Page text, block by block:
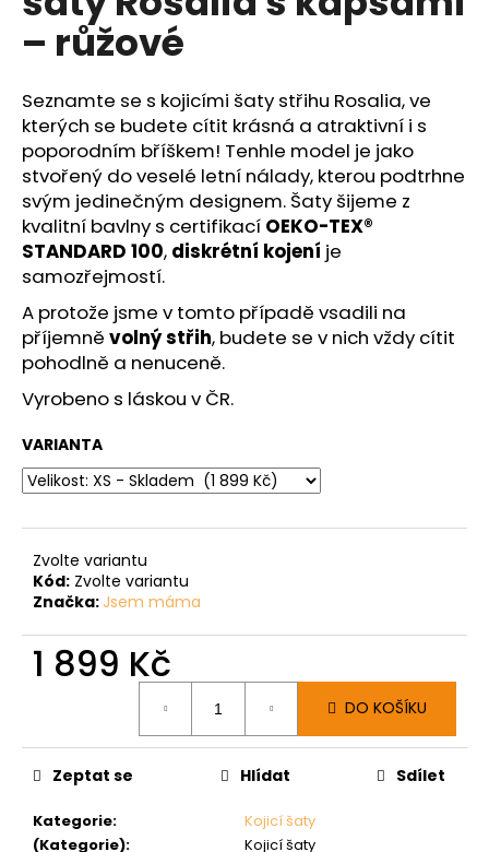
z
hvězdiček.
– růžové
Seznamte se s kojicími šaty střihu Rosalia, ve
kterých se budete cítit krásná a atraktivní i s
poporodním bříškem! Tenhle model je jako
stvořený do veselé letní nálady, kterou podtrhne
svým jedinečným designem. Šaty šijeme z
kvalitní bavlny s certifikací OEKO-TEX®
STANDARD 100, diskrétní kojení je
samozřejmostí.
A protože jsme v tomto případě vsadili na
příjemně volný střih, budete se v nich vždy cítit
pohodlně a nenuceně.
Vyrobeno s láskou v ČR.
VARIANTA
Zvolte variantu
Kód: Zvolte variantu
Značka: Jsem máma
1 899 Kč
DO KOŠÍKU
Kategorie:
Kojicí šaty
(Kategorie):
Kojicí šaty
Zeptat se Hlídat Sdílet
j
m
e